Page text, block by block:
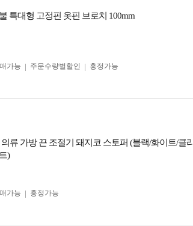
특대형 고정핀 옷핀 브로치 100mm
가능
주문수량별할인 흥정가능
류 가방 끈 조절기 돼지코 스토퍼 (블랙/화이트/클리
)
가능
흥정가능